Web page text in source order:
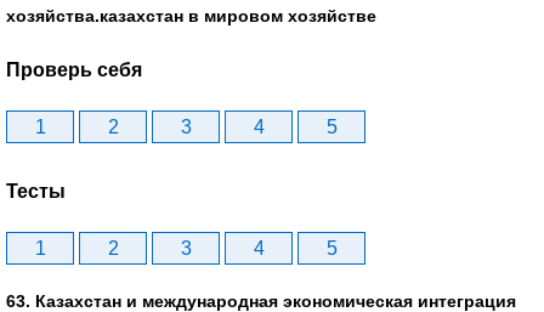
хозяйства.казахстан в мировом хозяйстве
Проверь себя
1 2 3 4 5
Тесты
1 2 3 4 5
63. Казахстан и международная экономическая интеграция